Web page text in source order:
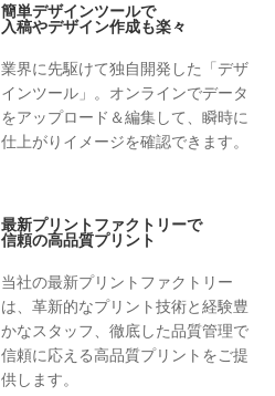
簡単デザインツールで
入稿やデザイン作成も楽々
業界に先駆けて独自開発した「デザ
インツール」。オンラインでデータ
をアップロード＆編集して、瞬時に
仕上がりイメージを確認できます。
最新プリントファクトリーで
信頼の高品質プリント
当社の最新プリントファクトリー
は、革新的なプリント技術と経験豊
かなスタッフ、徹底した品質管理で
信頼に応える高品質プリントをご提
供します。